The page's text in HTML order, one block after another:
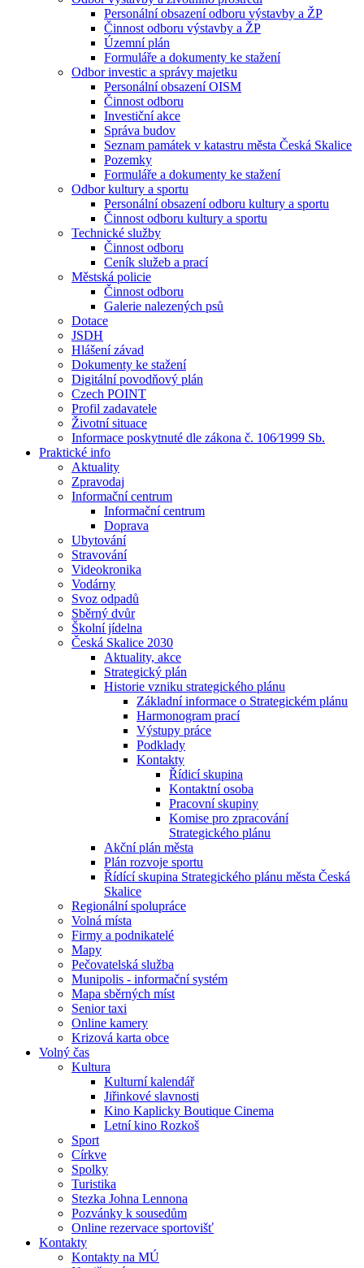
Personální obsazení odboru výstavby a ŽP
Činnost odboru výstavby a ŽP
Územní plán
Formuláře a dokumenty ke stažení
Odbor investic a správy majetku
Personální obsazení OISM
Činnost odboru
Investiční akce
Správa budov
Seznam památek v katastru města Česká Skalice
Pozemky
Formuláře a dokumenty ke stažení
Odbor kultury a sportu
Personální obsazení odboru kultury a sportu
Činnost odboru kultury a sportu
Technické služby
Činnost odboru
Ceník služeb a prací
Městská policie
Činnost odboru
Galerie nalezených psů
Dotace
JSDH
Hlášení závad
Dokumenty ke stažení
Digitální povodňový plán
Czech POINT
Profil zadavatele
Životní situace
Informace poskytnuté dle zákona č. 106⁄1999 Sb.
Praktické info
Aktuality
Zpravodaj
Informační centrum
Informační centrum
Doprava
Ubytování
Stravování
Videokronika
Vodárny
Svoz odpadů
Sběrný dvůr
Školní jídelna
Česká Skalice 2030
Aktuality, akce
Strategický plán
Historie vzniku strategického plánu
Základní informace o Strategickém plánu
Harmonogram prací
Výstupy práce
Podklady
Kontakty
Řídicí skupina
Kontaktní osoba
Pracovní skupiny
Komise pro zpracování
Strategického plánu
Akční plán města
Plán rozvoje sportu
Řídící skupina Strategického plánu města Česká
Skalice
Regionální spolupráce
Volná místa
Firmy a podnikatelé
Mapy
Pečovatelská služba
Munipolis - informační systém
Mapa sběrných míst
Senior taxi
Online kamery
Krizová karta obce
Volný čas
Kultura
Kulturní kalendář
Jiřinkové slavnosti
Kino Kaplicky Boutique Cinema
Letní kino Rozkoš
Sport
Církve
Spolky
Turistika
Stezka Johna Lennona
Pozvánky k sousedům
Online rezervace sportovišť
Kontakty
Kontakty na MÚ